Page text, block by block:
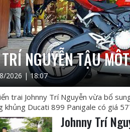
NGUYỄN TẬU
2026 | 18:07
trai Johnny Trí Nguyễn vừa bổ
khủng Ducati 899 Panigale có giá
Johnny Trí